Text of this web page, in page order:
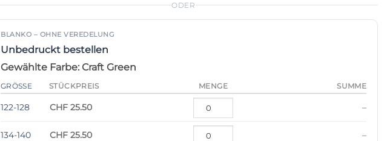
ODER
BLANKO – OHNE VEREDELUNG
Unbedruckt bestellen
Gewählte Farbe: Craft Green
GRÖSSE STÜCKPREIS MENGE SUMME
122-128 CHF 25.50 –
134-140 CHF 25.50 –